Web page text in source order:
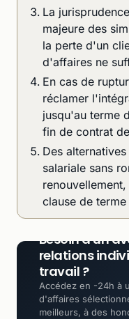
La
majeure des
la perte d'un
d'affaires ne
En cas de
réclamer
jusqu'au terme
fin de contrat
Des
salariale sans
clause de
Besoin d'un
relations
travail ?
Accédez en -24h à
d'affaires
meilleurs, à des